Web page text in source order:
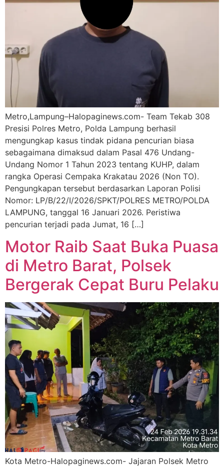
Metro,Lampung–Halopaginews.com- Team Tekab 308
Presisi Polres Metro, Polda Lampung berhasil
mengungkap kasus tindak pidana pencurian biasa
sebagaimana dimaksud dalam Pasal 476 Undang-
Undang Nomor 1 Tahun 2023 tentang KUHP, dalam
rangka Operasi Cempaka Krakatau 2026 (Non TO).
Pengungkapan tersebut berdasarkan Laporan Polisi
Nomor: LP/B/22/I/2026/SPKT/POLRES METRO/POLDA
LAMPUNG, tanggal 16 Januari 2026. Peristiwa
pencurian terjadi pada Jumat, 16 […]
Motor Raib Saat Buka Puasa
di Metro Barat, Polsek
Bergerak Cepat Buru Pelaku
Kota Metro-Halopaginews.com- Jajaran Polsek Metro